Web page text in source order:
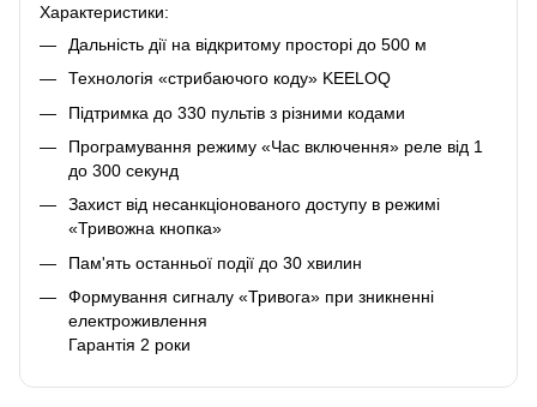
Характеристики:
Дальність дії на відкритому просторі до 500 м
Технологія «стрибаючого коду» KEELOQ
Підтримка до 330 пультів з різними кодами
Програмування режиму «Час включення» реле від 1
до 300 секунд
Захист від несанкціонованого доступу в режимі
«Тривожна кнопка»
Пам'ять останньої події до 30 хвилин
Формування сигналу «Тривога» при зникненні
електроживлення
Гарантія 2 роки